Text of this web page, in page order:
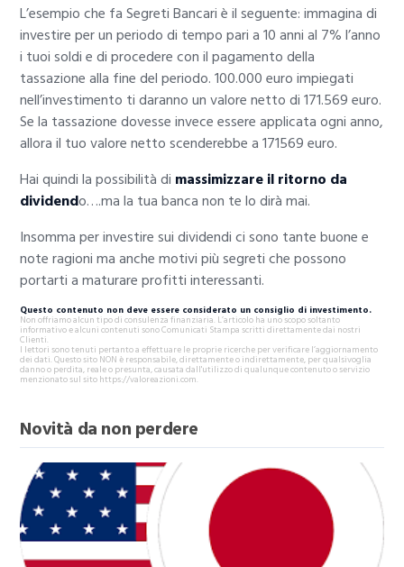
L’esempio che fa Segreti Bancari è il seguente: immagina di
investire per un periodo di tempo pari a 10 anni al 7% l’anno
i tuoi soldi e di procedere con il pagamento della
tassazione alla fine del periodo. 100.000 euro impiegati
nell’investimento ti daranno un valore netto di 171.569 euro.
Se la tassazione dovesse invece essere applicata ogni anno,
allora il tuo valore netto scenderebbe a 171569 euro.
Hai quindi la possibilità di massimizzare il ritorno da
dividendo….ma la tua banca non te lo dirà mai.
Insomma per investire sui dividendi ci sono tante buone e
note ragioni ma anche motivi più segreti che possono
portarti a maturare profitti interessanti.
Questo contenuto non deve essere considerato un consiglio di investimento.
Non offriamo alcun tipo di consulenza finanziaria. L’articolo ha uno scopo soltanto
informativo e alcuni contenuti sono Comunicati Stampa scritti direttamente dai nostri
Clienti.
I lettori sono tenuti pertanto a effettuare le proprie ricerche per verificare l’aggiornamento
dei dati. Questo sito NON è responsabile, direttamente o indirettamente, per qualsivoglia
danno o perdita, reale o presunta, causata dall'utilizzo di qualunque contenuto o servizio
menzionato sul sito https://valoreazioni.com.
Novità da non perdere